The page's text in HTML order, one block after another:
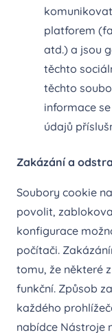
platforem
atd.) a jsou
těchto
těchto
informace
údajů
Zakázání a
Soubory cookie
povolit,
konfigurace
počítači.
tomu, že některé
funkční. Způsob
každého
nabídce Nástroje